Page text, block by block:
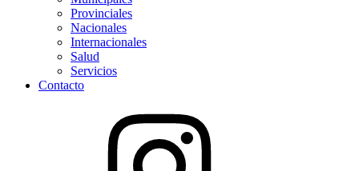
Provinciales
Nacionales
Internacionales
Salud
Servicios
Contacto